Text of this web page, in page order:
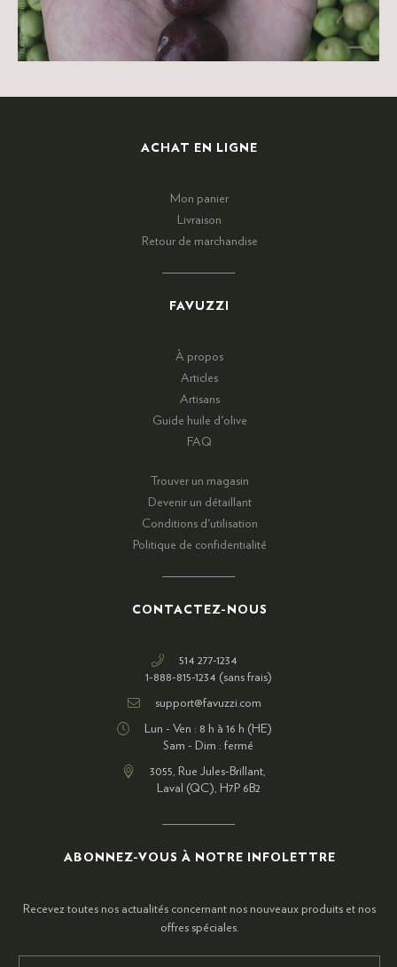
ACHAT EN LIGNE
Mon panier
Livraison
Retour de marchandise
FAVUZZI
À propos
Articles
Artisans
Guide huile d'olive
FAQ
Trouver un magasin
Devenir un détaillant
Conditions d'utilisation
Politique de confidentialité
CONTACTEZ-NOUS
514 277-1234
1-888-815-1234 (sans frais)
support@favuzzi.com
Lun - Ven : 8 h à 16 h (HE)
Sam - Dim : fermé
3055, Rue Jules-Brillant,
Laval (QC), H7P 6B2
ABONNEZ-VOUS À NOTRE INFOLETTRE
Recevez toutes nos actualités concernant nos nouveaux produits et nos
offres spéciales.